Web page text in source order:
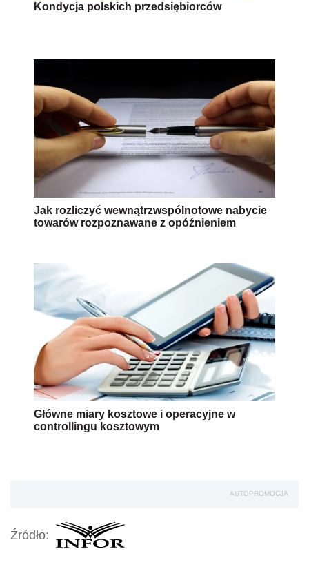
Kondycja polskich przedsiębiorców
Jak rozliczyć wewnątrzwspólnotowe nabycie
towarów rozpoznawane z opóźnieniem
Główne miary kosztowe i operacyjne w
controllingu kosztowym
AUTOPROMOCJA
Źródło: